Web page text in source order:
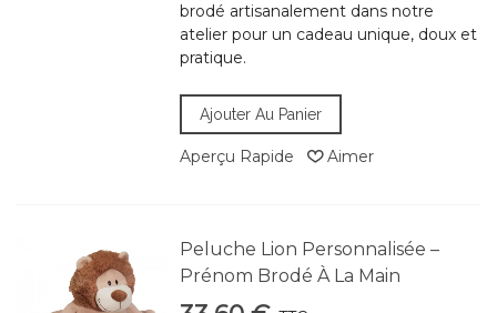
brodé artisanalement dans notre
atelier pour un cadeau unique, doux et
pratique.
Ajouter Au Panier
Aperçu Rapide Aimer
Peluche Lion Personnalisée –
Prénom Brodé À La Main